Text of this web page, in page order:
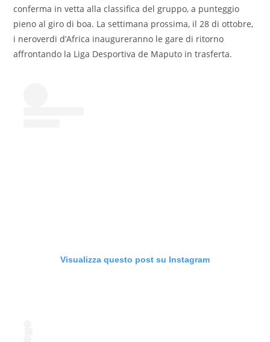
conferma in vetta alla classifica del gruppo, a punteggio
pieno al giro di boa. La settimana prossima, il 28 di ottobre,
i neroverdi d’Africa inaugureranno le gare di ritorno
affrontando la Liga Desportiva de Maputo in trasferta.
Visualizza questo post su Instagram